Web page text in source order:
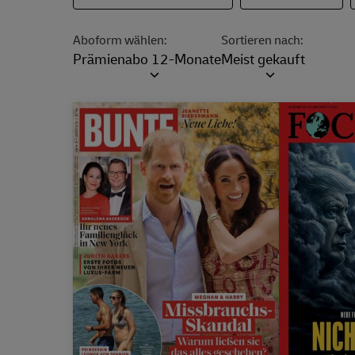
Aboform wählen:
Prämienabo 12-Monate
Sortieren nach:
Meist gekauft
Dropdown
Eigenschaft Wert
Jahrespreis 184,97 €